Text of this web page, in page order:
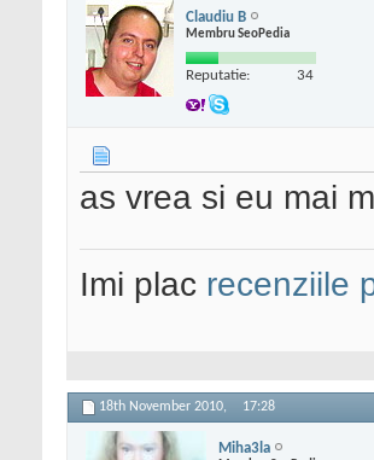
Claudiu B
Membru SeoPedia
Reputatie: 34
as vrea si eu mai
Imi plac recenziile
18th November 2010, 17:28
Miha3la